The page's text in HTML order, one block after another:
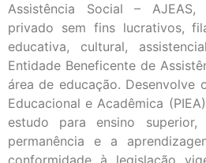
Assistência Social –
privado sem fins lucrativos,
educativa, cultural,
Entidade Beneficente de
área de educação. Desenvolve
Educacional e Acadêmica
estudo para ensino
permanência e a